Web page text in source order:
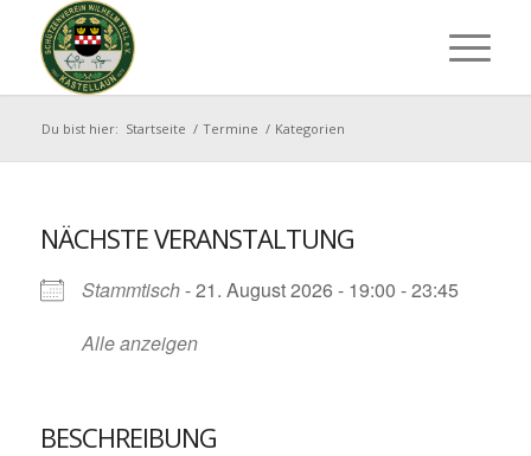
Du bist hier: Startseite / Termine / Kategorien
NÄCHSTE VERANSTALTUNG
Stammtisch- 21. August 2026 - 19:00 - 23:45
Alle anzeigen
BESCHREIBUNG